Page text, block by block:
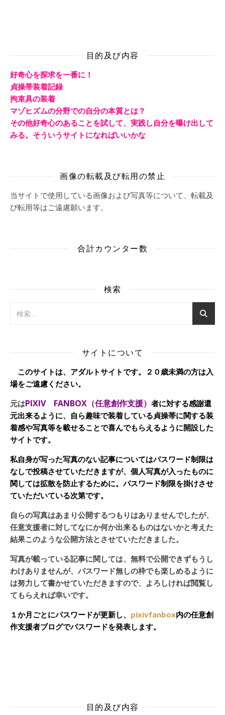
目的及び内容
好奇心を探求を一番に！
貞操帯装着記録
拘束具の装着
マゾヒズムの分野での自分の本質とは？
その他好奇心のあることを試して、実践し自分を曝け出して
みる。そういうサイトになればいいかな
画像の転載及び転用の禁止
当サイトで使用している画像および写真等について、転載及
び転用等はご遠慮願います。
合計カウンター数
検索
サイトについて
このサイトは、アダルトサイトです。２０歳未満の方は入
場をご遠慮ください。
元はPIXIV FANBOX（任意創作支援） 者に対する感謝還
元出来るように、自ら趣味で装着している貞操帯に関する装
着感や写真等を載せることで喜んでもらえるように開設した
サイトです。
私自身が写った写真のない記事についてはパスワード制限は
なしで投稿させていただきますが、個人写真が入ったものに
関しては拡散を防止するために。パスワード制限を掛けさせ
ていただいている次第です。
自らの写真はあまり公開するつもりはありませんでしたが、
任意支援者に対してなにか何か出来るものはないかと考えた
結果このような公開方法とさせていただきました。
写真が載っている記事に関しては、無料で公開できずもうし
わけありませんが、パスワード無しの枠でも楽しめるように
は努力して書かせていただきますので、よろしければ閲覧し
てもらえれば幸いです。
１か月ごとにパスワードが更新し、 pixivfanbox内の任意創
作支援者ブログでパスワードを発表します。
目的及び内容